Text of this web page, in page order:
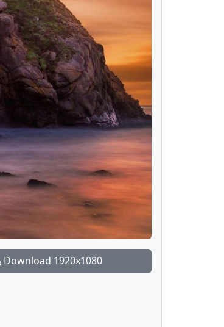
Download 1920x1080